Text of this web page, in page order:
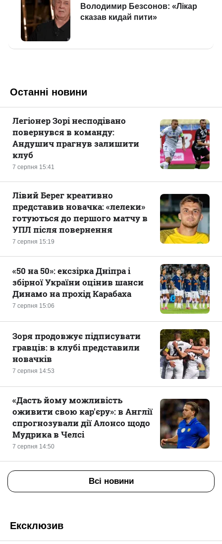
Останні новини
7 серпня 15:41
Легіонер Зорі несподівано
повернувся в команду:
Андушич прагнув залишити
клуб
7 серпня 15:19
Лівий Берег креативно
представив новачка: «лелеки»
готуються до першого матчу в
УПЛ після повернення
7 серпня 15:06
«50 на 50»: ексзірка Дніпра і
збірної України оцінив шанси
Динамо на прохід Карабаха
7 серпня 14:53
Зоря продовжує підписувати
гравців: в клубі представили
новачків
7 серпня 14:50
«Дасть йому можливість
оживити свою кар'єру»: в Англії
спрогнозували дії Алонсо щодо
Мудрика в Челсі
Всі новини
Ексклюзив